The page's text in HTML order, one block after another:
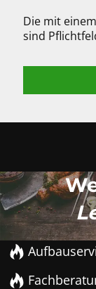
Die mit
sind